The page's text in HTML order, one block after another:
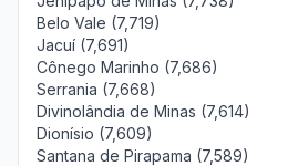
Belo Vale (7,719)
Jacuí (7,691)
Cônego Marinho (7,686)
Serrania (7,668)
Divinolândia de Minas (7,614)
Dionísio (7,609)
Santana de Pirapama (7,589)